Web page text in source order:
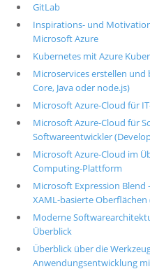
GitLab
Inspirations- und
Microsoft Azure
Kubernetes mit Azure
Microservices erstellen und
Core, Java oder node.js)
Microsoft Azure-Cloud für
Microsoft Azure-Cloud für
Softwareentwickler
Microsoft Azure-Cloud im
Computing-Plattform
Microsoft Expression
XAML-basierte Oberflächen
Moderne
Überblick
Überblick über die
Anwendungsentwicklung